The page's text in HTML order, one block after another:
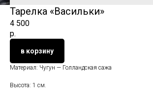
Тарелка «Васильки»
4 500
р.
в корзину
Материал: Чугун — Голландская сажа
Высота: 1 см.